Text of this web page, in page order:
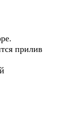
прилив